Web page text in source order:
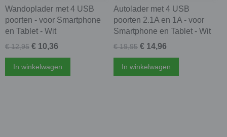
Wandoplader met 4 USB
poorten - voor Smartphone
en Tablet - Wit
€ 12,95 € 10,36
In winkelwagen
Autolader met 4 USB
poorten 2.1A en 1A - voor
Smartphone en Tablet - Wit
€ 19,95 € 14,96
In winkelwagen